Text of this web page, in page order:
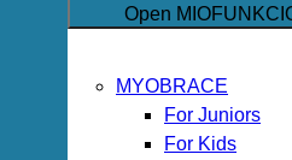
Open
MYOBRACE
For Juniors
For Kids